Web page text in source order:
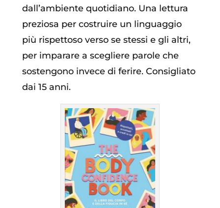
dall’ambiente quotidiano. Una lettura
preziosa per costruire un linguaggio
più rispettoso verso se stessi e gli altri,
per imparare a scegliere parole che
sostengono invece di ferire. Consigliato
dai 15 anni.